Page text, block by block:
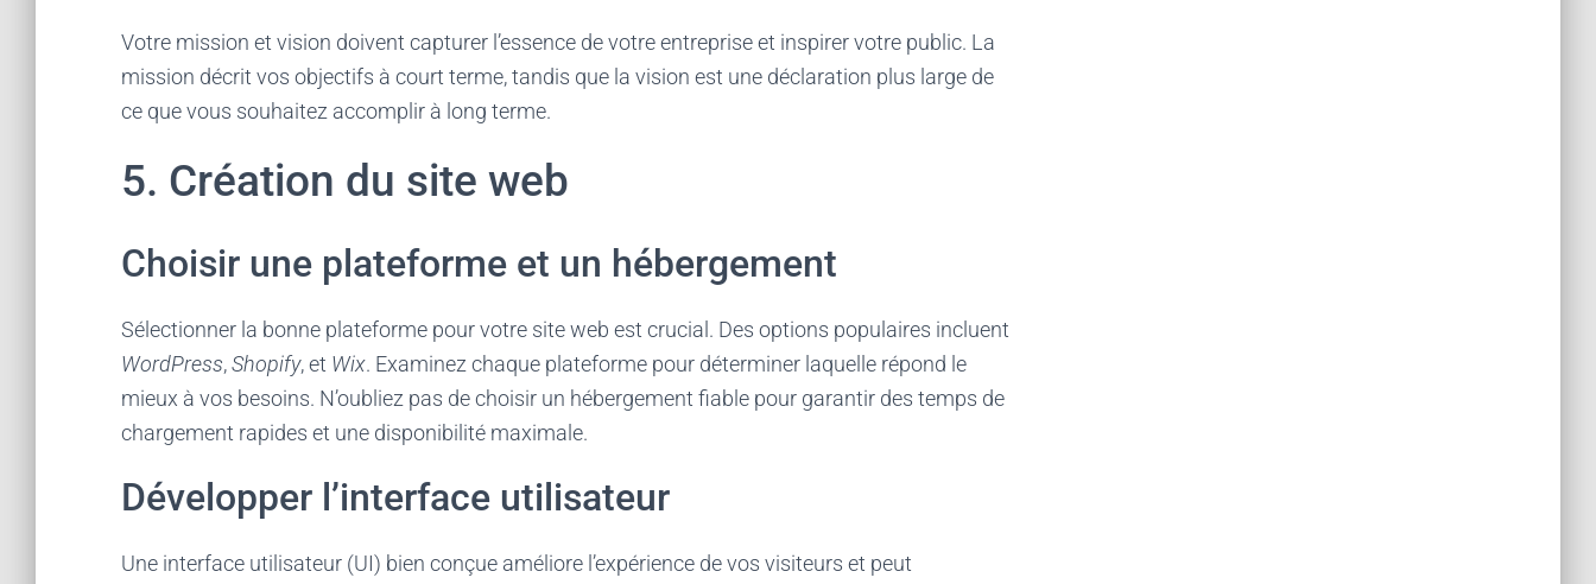
Votre mission et vision doivent capturer l’essence de votre entreprise et inspirer votre public. La
mission décrit vos objectifs à court terme, tandis que la vision est une déclaration plus large de
ce que vous souhaitez accomplir à long terme.
5. Création du site web
Choisir une plateforme et un hébergement
Sélectionner la bonne plateforme pour votre site web est crucial. Des options populaires incluent
WordPress,Shopify, et Wix. Examinez chaque plateforme pour déterminer laquelle répond le
mieux à vos besoins. N’oubliez pas de choisir un hébergement fiable pour garantir des temps de
chargement rapides et une disponibilité maximale.
Développer l’interface utilisateur
Une interface utilisateur (UI) bien conçue améliore l’expérience de vos visiteurs et peut